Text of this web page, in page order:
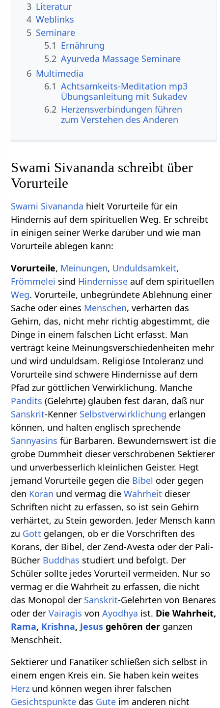
3 Literatur
4 Weblinks
5 Seminare
5.1 Ernährung
5.2 Ayurveda Massage Seminare
6 Multimedia
6.1 Achtsamkeits-Meditation mp3
Übungsanleitung mit Sukadev
6.2 Herzensverbindungen führen
zum Verstehen des Anderen
Swami Sivananda schreibt über
Vorurteile
Swami Sivananda hielt Vorurteile für ein
Hindernis auf dem spirituellen Weg. Er schreibt
in einigen seiner Werke darüber und wie man
Vorurteile ablegen kann:
Vorurteile, Meinungen, Unduldsamkeit,
Frömmelei sind Hindernisse auf dem spirituellen
Weg. Vorurteile, unbegründete Ablehnung einer
Sache oder eines Menschen, verhärten das
Gehirn, das, nicht mehr richtig abgestimmt, die
Dinge in einem falschen Licht erfasst. Man
verträgt keine Meinungsverschiedenheiten mehr
und wird unduldsam. Religiöse Intoleranz und
Vorurteile sind schwere Hindernisse auf dem
Pfad zur göttlichen Verwirklichung. Manche
Pandits (Gelehrte) glauben fest daran, daß nur
Sanskrit-Kenner Selbstverwirklichung erlangen
können, und halten englisch sprechende
Sannyasins für Barbaren. Bewundernswert ist die
grobe Dummheit dieser verschrobenen Sektierer
und unverbesserlich kleinlichen Geister. Hegt
jemand Vorurteile gegen die Bibel oder gegen
den Koran und vermag dieWahrheit dieser
Schriften nicht zu erfassen, so ist sein Gehirn
verhärtet, zu Stein geworden. Jeder Mensch kann
zu Gott gelangen, ob er die Vorschriften des
Korans, der Bibel, der Zend-Avesta oder der Pali-
Bücher Buddhas studiert und befolgt. Der
Schüler sollte jedes Vorurteil vermeiden. Nur so
vermag er die Wahrheit zu erfassen, die nicht
das Monopol der Sanskrit-Gelehrten von Benares
oder derVairagis vonAyodhya ist. Die Wahrheit,
Rama, Krishna, Jesus gehören der ganzen
Menschheit.
Sektierer und Fanatiker schließen sich selbst in
einem engen Kreis ein. Sie haben kein weites
Herz und können wegen ihrer falschen
Gesichtspunkte das Gute im anderen nicht